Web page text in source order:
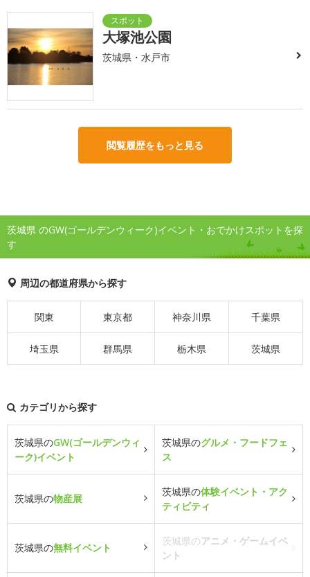
大塚池公園
茨城県・水戸市
閲覧履歴をもっと見る
茨城県 のGW(ゴールデンウィーク)イベント・おでかけスポットを探
す
周辺の都道府県から探す
関東 東京都 神奈川県 千葉県
埼玉県 群馬県 栃木県 茨城県
カテゴリから探す
茨城県のGW(ゴールデンウィ
ーク)イベント
茨城県のグルメ・フードフェ
ス
茨城県の物産展
茨城県の体験イベント・アク
ティビティ
茨城県の無料イベント
茨城県のアニメ・ゲームイベ
ント